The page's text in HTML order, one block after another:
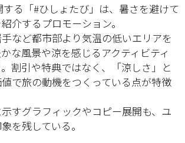
る「#ひしょたび」は、暑さを避けて
介するプロモーション。
など都市部より気温の低いエリアを
な風景や涼を感じるアクティビティ
割引や特典ではなく、「涼しさ」と
で旅の動機をつくっている点が特徴
すグラフィックやコピー展開も、ユ
を残している。